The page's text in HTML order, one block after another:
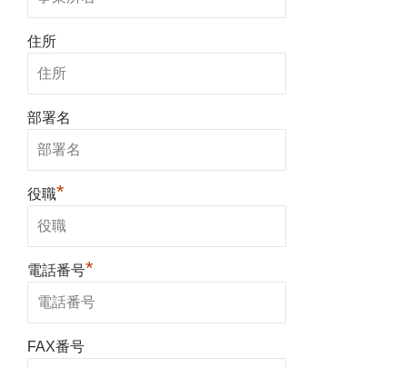
住所
部署名
役職*
電話番号*
FAX番号